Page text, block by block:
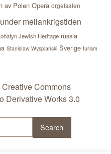
av Polen Opera orgelsalen
mellankrigstiden
Jewish Heritage russia
Stanisław Wyspiański Sverige turism
Creative Commons
Derivative Works 3.0